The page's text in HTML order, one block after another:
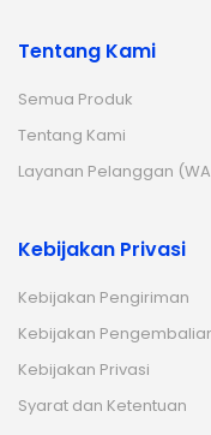
Tentang Kami
Semua Produk
Tentang Kami
Layanan Pelanggan
Kebijakan Privasi
Kebijakan Pengiriman
Kebijakan
Kebijakan Privasi
Syarat dan Ketentuan